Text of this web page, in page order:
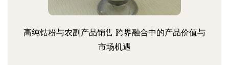
高纯钴粉与农副产品销售 跨界融合中的产品价值与
市场机遇